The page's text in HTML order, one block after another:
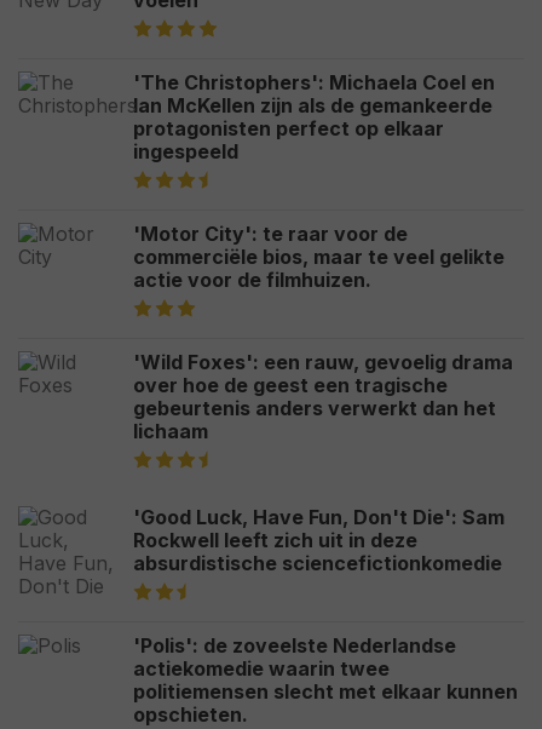
'The Christophers': Michaela Coel en
Ian McKellen zijn als de gemankeerde
protagonisten perfect op elkaar
ingespeeld
'Motor City': te raar voor de
commerciële bios, maar te veel gelikte
actie voor de filmhuizen.
'Wild Foxes': een rauw, gevoelig drama
over hoe de geest een tragische
gebeurtenis anders verwerkt dan het
lichaam
'Good Luck, Have Fun, Don't Die': Sam
Rockwell leeft zich uit in deze
absurdistische sciencefictionkomedie
'Polis': de zoveelste Nederlandse
actiekomedie waarin twee
politiemensen slecht met elkaar kunnen
opschieten.